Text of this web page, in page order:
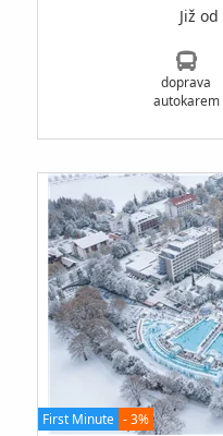
Již od
doprava
autokarem
First Minute - 3%